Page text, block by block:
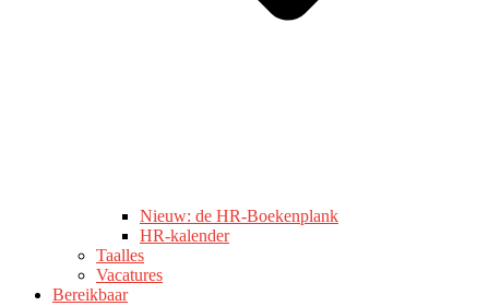
Nieuw: de HR-Boekenplank
HR-kalender
Taalles
Vacatures
Bereikbaar